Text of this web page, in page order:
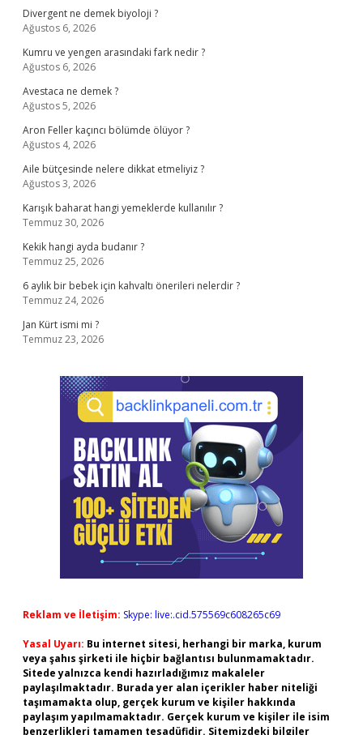
Divergent ne demek biyoloji ?
Ağustos 6, 2026
Kumru ve yengen arasındaki fark nedir ?
Ağustos 6, 2026
Avestaca ne demek ?
Ağustos 5, 2026
Aron Feller kaçıncı bölümde ölüyor ?
Ağustos 4, 2026
Aile bütçesinde nelere dikkat etmeliyiz ?
Ağustos 3, 2026
Karışık baharat hangi yemeklerde kullanılır ?
Temmuz 30, 2026
Kekik hangi ayda budanır ?
Temmuz 25, 2026
6 aylık bir bebek için kahvaltı önerileri nelerdir ?
Temmuz 24, 2026
Jan Kürt ismi mi ?
Temmuz 23, 2026
Reklam ve İletişim: Skype: live:.cid.575569c608265c69
Yasal Uyarı: Bu internet sitesi, herhangi bir marka, kurum
veya şahıs şirketi ile hiçbir bağlantısı bulunmamaktadır.
Sitede yalnızca kendi hazırladığımız makaleler
paylaşılmaktadır. Burada yer alan içerikler haber niteliği
taşımamakta olup, gerçek kurum ve kişiler hakkında
paylaşım yapılmamaktadır. Gerçek kurum ve kişiler ile isim
benzerlikleri tamamen tesadüfidir. Sitemizdeki bilgiler